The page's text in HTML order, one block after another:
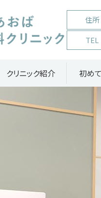
住所
TEL
クリニック紹介 初め